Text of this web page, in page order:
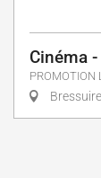
Cinéma
PROMOTION
Bressuire